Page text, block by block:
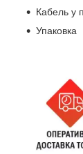
Кабель у
Упаковка